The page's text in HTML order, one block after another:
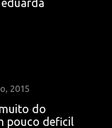
2015
do
pouco deficil